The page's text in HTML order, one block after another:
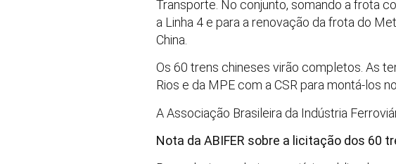
Transporte. No conjunto, somando a frota
a Linha 4 e para a renovação da frota do
China.
Os 60 trens chineses virão completos. As
Rios e da MPE com a CSR para montá-los
A Associação Brasileira da Indústria
Nota da ABIFER sobre a licitação dos 60